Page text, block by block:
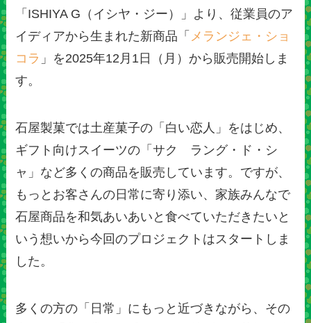
「ISHIYA G（イシヤ・ジー）」より、従業員のア
イディアから生まれた新商品「 メランジェ・ショ
コラ 」を2025年12月1日（月）から販売開始しま
す。
石屋製菓では土産菓子の「白い恋人」をはじめ、
ギフト向けスイーツの「サク ラング・ド・シ
ャ」など多くの商品を販売しています。ですが、
もっとお客さんの日常に寄り添い、家族みんなで
石屋商品を和気あいあいと食べていただきたいと
いう想いから今回のプロジェクトはスタートしま
した。
多くの方の「日常」にもっと近づきながら、その